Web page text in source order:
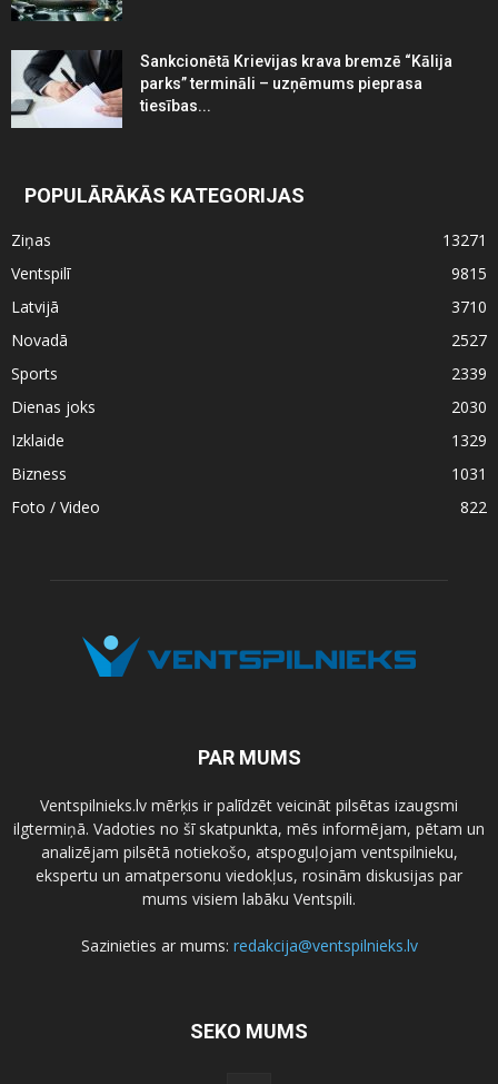
Sankcionētā Krievijas krava bremzē “Kālija
parks” termināli – uzņēmums pieprasa
tiesības...
POPULĀRĀKĀS KATEGORIJAS
Ziņas
13271
Ventspilī
9815
Latvijā
3710
Novadā
2527
Sports
2339
Dienas joks
2030
Izklaide
1329
Bizness
1031
Foto / Video
822
PAR MUMS
Ventspilnieks.lv mērķis ir palīdzēt veicināt pilsētas izaugsmi
ilgtermiņā. Vadoties no šī skatpunkta, mēs informējam, pētam un
analizējam pilsētā notiekošo, atspoguļojam ventspilnieku,
ekspertu un amatpersonu viedokļus, rosinām diskusijas par
mums visiem labāku Ventspili.
Sazinieties ar mums: redakcija@ventspilnieks.lv
SEKO MUMS